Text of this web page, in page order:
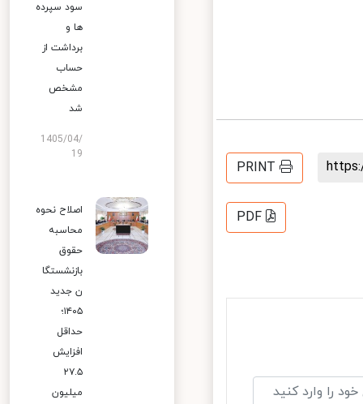
PRINT
PDF
سود سپرده
ها و
برداشت از
حساب
مشخص
شد
1405/04/
19
اصلاح نحوه
محاسبه
حقوق
بازنشستگا
ن جدید
۱۴۰۵؛
حداقل
افزایش
۲۷.۵
میلیون